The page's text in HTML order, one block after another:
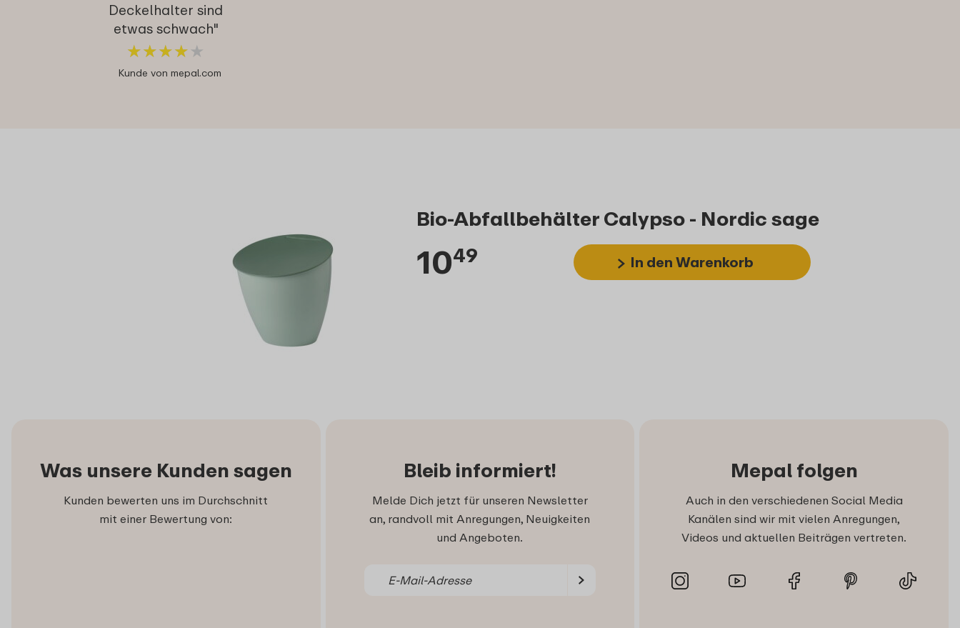
Deckelhalter sind
etwas schwach"
★★★★ ★
★★★★ ★
Kunde von mepal.com
Bio-Abfallbehälter Calypso - Nordic sage
1049 In den Warenkorb
Was unsere Kunden sagen
Kunden bewerten uns im Durchschnitt
mit einer Bewertung von:
Bleib informiert!
Melde Dich jetzt für unseren Newsletter
an, randvoll mit Anregungen, Neuigkeiten
und Angeboten.
Mepal folgen
Auch in den verschiedenen Social Media
Kanälen sind wir mit vielen Anregungen,
Videos und aktuellen Beiträgen vertreten.